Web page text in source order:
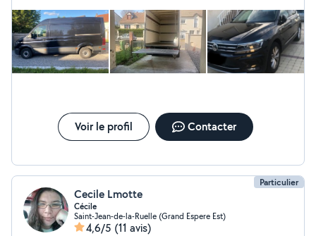
Voir le profil Contacter
Particulier
Cecile Lmotte
Cécile
Saint-Jean-de-la-Ruelle (Grand Espere Est)
4,6/5 (11 avis)